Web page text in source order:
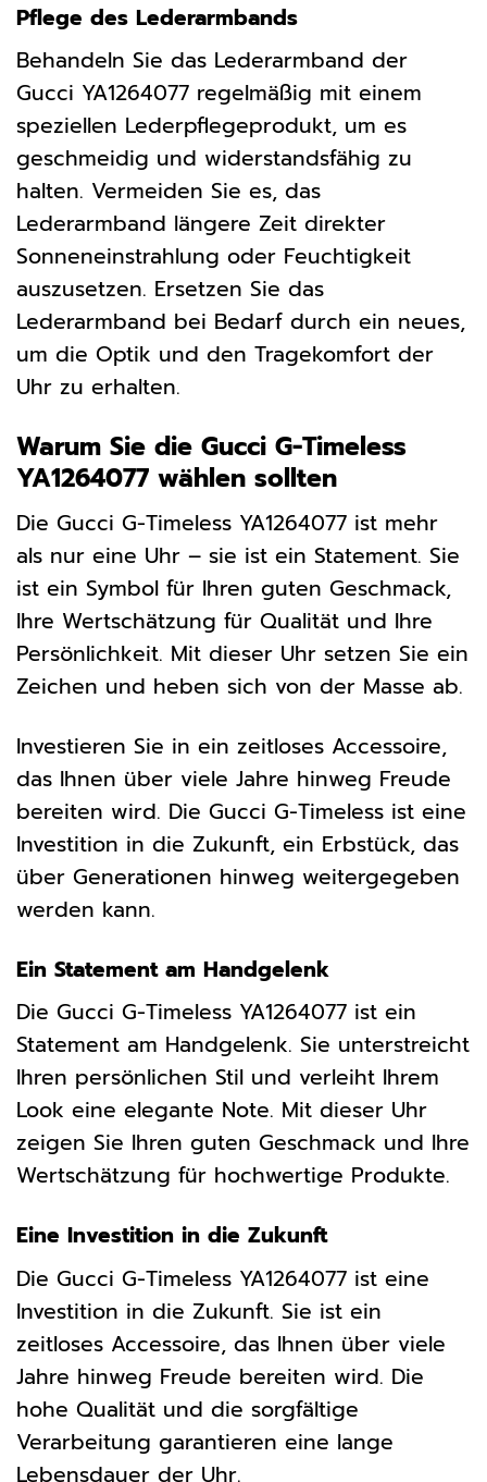
Pflege des Lederarmbands
Behandeln Sie das Lederarmband der
Gucci YA1264077 regelmäßig mit einem
speziellen Lederpflegeprodukt, um es
geschmeidig und widerstandsfähig zu
halten. Vermeiden Sie es, das
Lederarmband längere Zeit direkter
Sonneneinstrahlung oder Feuchtigkeit
auszusetzen. Ersetzen Sie das
Lederarmband bei Bedarf durch ein neues,
um die Optik und den Tragekomfort der
Uhr zu erhalten.
Warum Sie die Gucci G-Timeless
YA1264077 wählen sollten
Die Gucci G-Timeless YA1264077 ist mehr
als nur eine Uhr – sie ist ein Statement. Sie
ist ein Symbol für Ihren guten Geschmack,
Ihre Wertschätzung für Qualität und Ihre
Persönlichkeit. Mit dieser Uhr setzen Sie ein
Zeichen und heben sich von der Masse ab.
Investieren Sie in ein zeitloses Accessoire,
das Ihnen über viele Jahre hinweg Freude
bereiten wird. Die Gucci G-Timeless ist eine
Investition in die Zukunft, ein Erbstück, das
über Generationen hinweg weitergegeben
werden kann.
Ein Statement am Handgelenk
Die Gucci G-Timeless YA1264077 ist ein
Statement am Handgelenk. Sie unterstreicht
Ihren persönlichen Stil und verleiht Ihrem
Look eine elegante Note. Mit dieser Uhr
zeigen Sie Ihren guten Geschmack und Ihre
Wertschätzung für hochwertige Produkte.
Eine Investition in die Zukunft
Die Gucci G-Timeless YA1264077 ist eine
Investition in die Zukunft. Sie ist ein
zeitloses Accessoire, das Ihnen über viele
Jahre hinweg Freude bereiten wird. Die
hohe Qualität und die sorgfältige
Verarbeitung garantieren eine lange
Lebensdauer der Uhr.